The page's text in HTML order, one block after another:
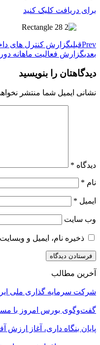
برای دریافت کلیک کنید
Prevقبلیگزارش کنترل های داخلی در
بعدیگزارش فعالیت ماهانه دوره 1 ماهه منتهی به 1402/12/
دیدگاهتان را بنویسید
نشانی ایمیل شما منتشر
دیدگاه *
نام *
ایمیل *
وب‌ سایت
ذخیره نام، ایمیل و
آخرین مطالب
شرکت سرمایه گذاری ملی
گفت‌وگوی بورس امروز با
پایان بنگاه داری، آغاز